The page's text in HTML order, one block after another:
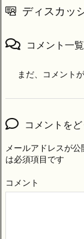
ディスカッ
コメント一覧
まだ、コメント
コメントを
メールアドレスが公
は必須項目です
コメント